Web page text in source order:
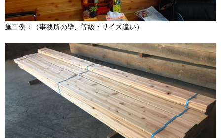
施工例：（事務所の壁、等級・サイズ違い）